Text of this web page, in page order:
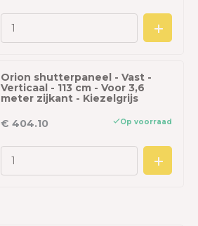
Orion shutterpaneel - Vast -
Verticaal - 113 cm - Voor 3,6
meter zijkant - Kiezelgrijs
€ 404.10
Op voorraad